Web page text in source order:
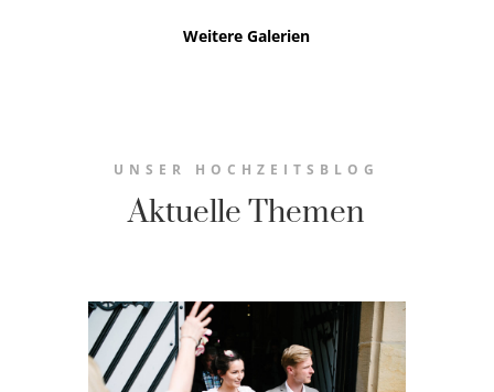
Weitere Galerien
UNSER HOCHZEITSBLOG
Aktuelle Themen